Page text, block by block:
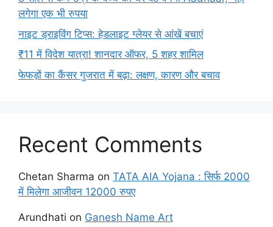
लगेगा एक भी रुपया
नाइट ड्राइविंग टिप्स: हेडलाइट ग्लेयर से आंखें बचाएं
₹11 में विदेश यात्रा! शानदार ऑफर, 5 शहर शामिल
फेफड़ों का कैंसर गुजरात में बढ़ा: लक्षण, कारण और बचाव
Recent Comments
Chetan Sharma on TATA AIA Yojana : सिर्फ 2000
में मिलेगा आजीवन 12000 रुपए
Arundhati on Ganesh Name Art